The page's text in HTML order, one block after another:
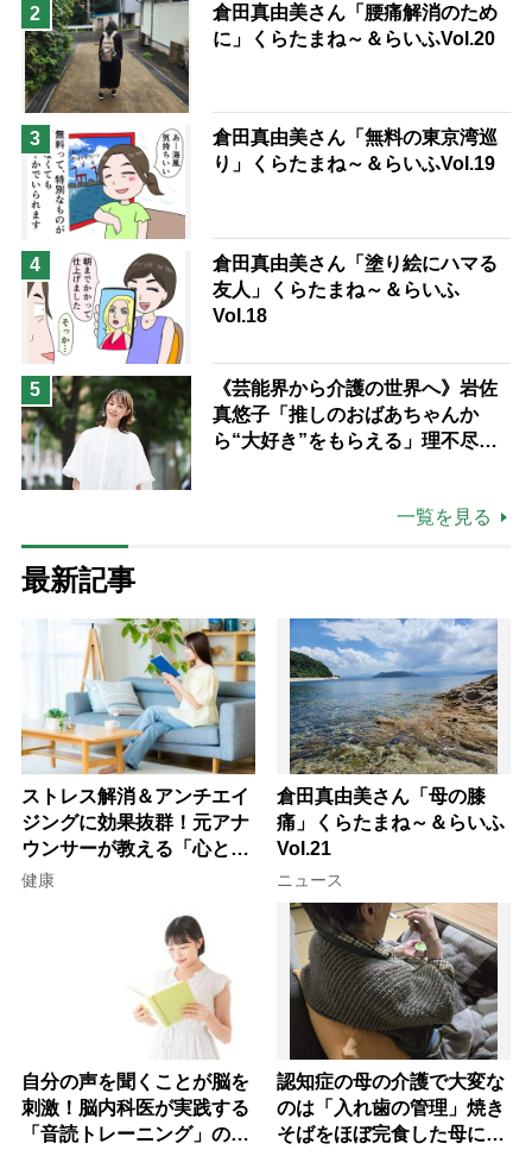
2
倉田真由美さん「腰痛解消のため
に」くらたまね～＆らいふVol.20
3
倉田真由美さん「無料の東京湾巡
り」くらたまね～＆らいふVol.19
4
倉田真由美さん「塗り絵にハマる
友人」くらたまね～＆らいふ
Vol.18
5
《芸能界から介護の世界へ》岩佐
真悠子「推しのおばあちゃんか
ら“大好き”をもらえる」理不尽さ
一覧を見る
最新記事
ストレス解消＆アンチエイ
ジングに効果抜群！元アナ
ウンサーが教える「心と体
を元気にする音読の習慣」
健康
倉田真由美さん「母の膝
痛」くらたまね～＆らいふ
Vol.21
ニュース
自分の声を聞くことが脳を
刺激！脳内科医が実践する
「音読トレーニング」の極
認知症の母の介護で大変な
のは「入れ歯の管理」焼き
そばをほぼ完食した母に息